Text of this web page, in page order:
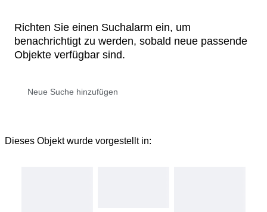
Richten Sie einen Suchalarm ein, um
benachrichtigt zu werden, sobald neue passende
Objekte verfügbar sind.
Dieses Objekt wurde vorgestellt in: